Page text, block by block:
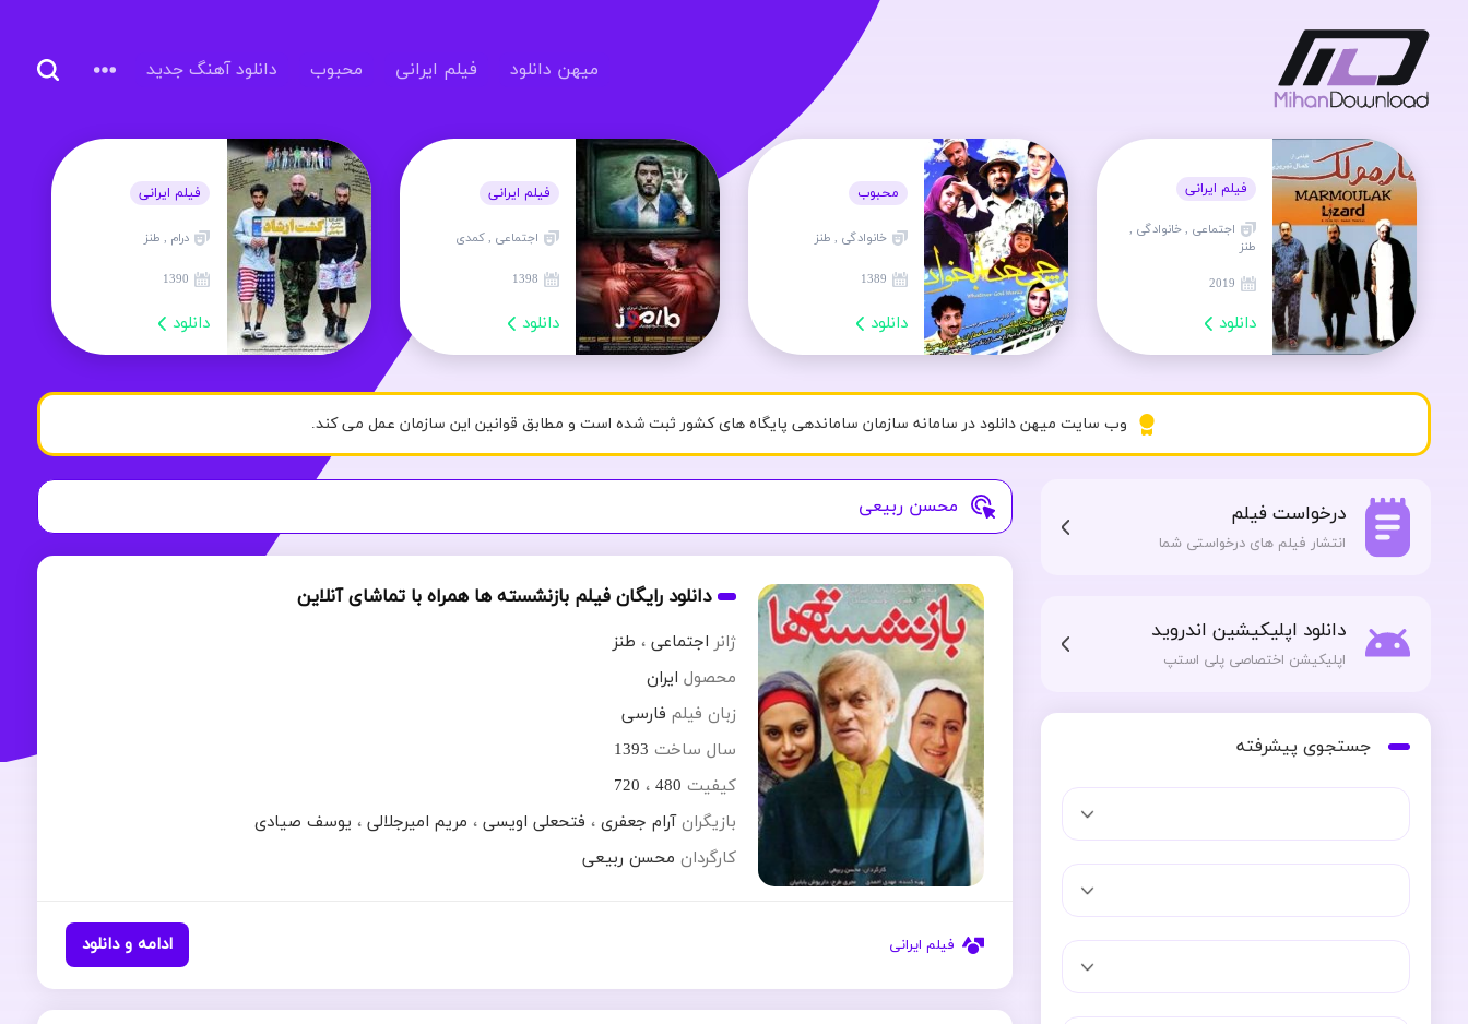
میهن دانلود فیلم ایرانی محبوب دانلود آهنگ جدید
فیلم ایرانی
اجتماعی , خانوادگی ,
طنز
2019
دانلود
محبوب
خانوادگی , طنز
1389
دانلود
فیلم ایرانی
اجتماعی , کمدی
1398
دانلود
فیلم ایرانی
درام , طنز
1390
دانلود
وب سایت میهن دانلود در سامانه سازمان ساماندهی پایگاه های کشور ثبت شده است و مطابق قوانین این سازمان عمل می کند.
محسن ربیعی
دانلود رایگان فیلم بازنشسته ها همراه با تماشای آنلاین
ژانر اجتماعی، طنز
محصول ایران
زبان فیلم فارسی
سال ساخت 1393
کیفیت 480، 720
بازیگرانآرام جعفری، فتحعلی اویسی، مریم امیرجلالی، یوسف صیادی
کارگردان محسن ربیعی
فیلم ایرانی ادامه و دانلود
درخواست فیلم
انتشار فیلم های درخواستی شما
دانلود اپلیکیشین اندروید
اپلیکیشن اختصاصی پلی استپ
جستجوی پیشرفته